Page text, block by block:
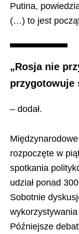
Putina,
(…) to jest
„Rosja nie
przygotowuje
– dodał.
rozpoczęte w
spotkania
udział ponad
Sobotnie
Późniejsze